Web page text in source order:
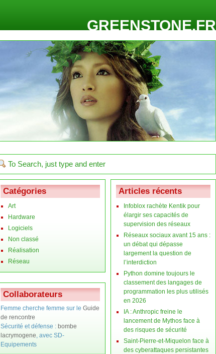
GREENSTONE.FR
Catégories
Art
Hardware
Logiciels
Non classé
Réalisation
Réseau
Collaborateurs
Femme cherche femme sur le Guide
de rencontre
Sécurité et défense : bombe
lacrymogene, avec SD-
Equipements
Articles récents
Infoblox rachète Kentik pour
élargir ses capacités de
supervision des réseaux
Réseaux sociaux avant 15 ans :
un débat qui dépasse
largement la question de
l’interdiction
Python domine toujours le
classement des langages de
programmation les plus utilisés
en 2026
IA : Anthropic freine le
lancement de Mythos face à
des risques de sécurité
Saint-Pierre-et-Miquelon face à
des cyberattaques persistantes